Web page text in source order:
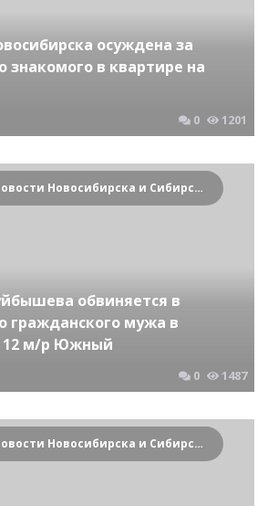
осуждена за
знакомого в квартире на
0 1201
Криминальные новости Новосибирска и Сибирского региона
обвиняется в
гражданского мужа в
12 м/р Южный
0 1487
Криминальные новости Новосибирска и Сибирского региона